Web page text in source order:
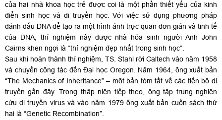
của hai nhà khoa học trẻ được coi là một phần thiết yếu của kinh
điển sinh học và di truyền học. Với việc sử dụng phương pháp
đánh dấu DNA để tạo ra một hình ảnh trực quan đơn giản và tinh tế
của DNA, thí nghiệm này được nhà hóa sinh người Anh John
Cairns khen ngợi là “thí nghiệm đẹp nhất trong sinh học”.
Sau khi hoàn thành thí nghiệm, TS. Stahl rời Caltech vào năm 1958
và chuyển công tác đến Đại học Oregon. Năm 1964, ông xuất bản
“The Mechanics of Inheritance” – một bản tóm tắt về các tiến bộ di
truyền gần đây. Trong thập niên tiếp theo, ông tập trung nghiên
cứu di truyền virus và vào năm 1979 ông xuất bản cuốn sách thứ
hai là “Genetic Recombination”.